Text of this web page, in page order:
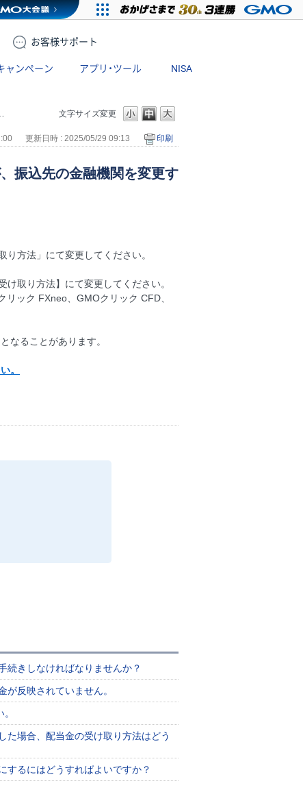
お客様サポート
ャンペーン アプリ・ツール NISA
文字サイズ変更
更新日時 : 2025/05/29 09:13 印刷
振込先の金融機関を変更す
方法」にて変更してください。
取り方法】にて変更してください。
ック FXneo、GMOクリック CFD、
なることがあります。
。
続きしなければなりませんか？
反映されていません。
た場合、配当金の受け取り方法はどう
するにはどうすればよいですか？